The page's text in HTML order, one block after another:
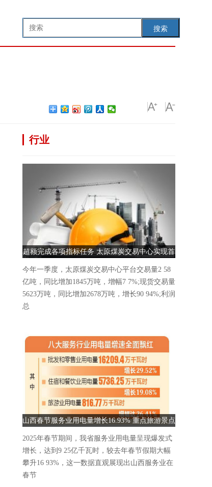
搜索
行业
超额完成各项指标任务 太原煤炭交易中心实现首
季“开门红”
今年一季度，太原煤炭交易中心平台交易量2 58
亿吨，同比增加1845万吨，增幅7 7%;现货交易量
5623万吨，同比增加2678万吨，增长90 94%;利润
总
山西春节服务业用电量增长16.93% 重点旅游景点
人气爆棚
2025年春节期间，我省服务业用电量呈现爆发式
增长，达到9 25亿千瓦时，较去年春节假期大幅
攀升16 93%，这一数据直观展现出山西服务业在
春节